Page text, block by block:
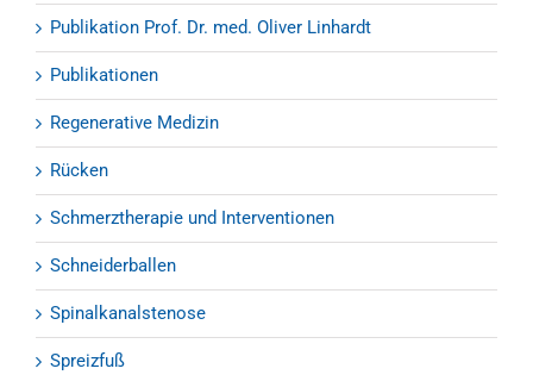
Publikation Prof. Dr. med. Oliver Linhardt
Publikationen
Regenerative Medizin
Rücken
Schmerztherapie und Interventionen
Schneiderballen
Spinalkanalstenose
Spreizfuß